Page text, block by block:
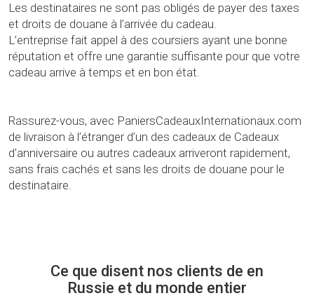
Les destinataires ne sont pas obligés de payer des taxes
et droits de douane à l’arrivée du cadeau.
L’entreprise fait appel à des coursiers ayant une bonne
réputation et offre une garantie suffisante pour que votre
cadeau arrive à temps et en bon état.
Rassurez-vous, avec PaniersCadeauxInternationaux.com
de livraison à l’étranger d’un des cadeaux de Cadeaux
d'anniversaire ou autres cadeaux arriveront rapidement,
sans frais cachés et sans les droits de douane pour le
destinataire.
Ce que disent nos clients de en
Russie et du monde entier